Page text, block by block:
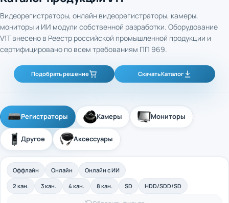
мониторы и ИИ модули собственной разработки. Оборудование
V1T внесено в Реестр российской промышленной продукции и
сертифицировано по всем требованиям ПП 969.
Подобрать решение Скачать Каталог
Оффлайн Онлайн Онлайн с ИИ
3 кан. 4 кан. SD HDD/SDD/SD